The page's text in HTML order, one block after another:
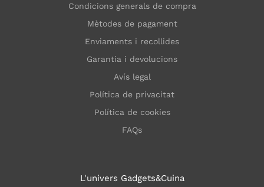
Condicions generals de compra
Mètodes de pagament
Enviaments i recollides
Garantia i devolucions
Avís legal
Política de privacitat
Política de cookies
FAQs
L'univers Gadgets&Cuina